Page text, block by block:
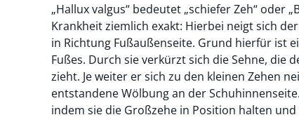
„Hallux valgus“ bedeutet „schiefer Zeh“ oder
Krankheit ziemlich exakt: Hierbei neigt sich
in Richtung Fußaußenseite. Grund hierfür ist
Fußes. Durch sie verkürzt sich die Sehne, die
zieht. Je weiter er sich zu den kleinen Zehen
entstandene Wölbung an der
indem sie die Großzehe in Position halten